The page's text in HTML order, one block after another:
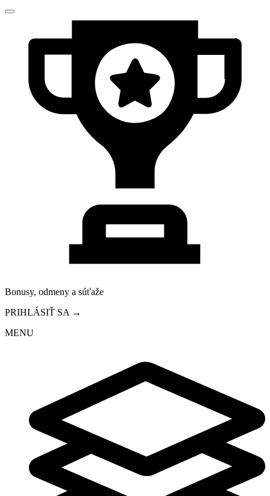
Bonusy, odmeny a súťaže
PRIHLÁSIŤ SA →
MENU